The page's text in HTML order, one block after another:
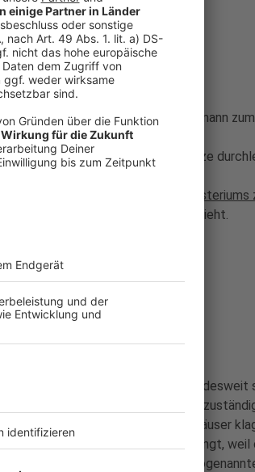
Thema
Karl-Josef Laumann zum
.
NRW-Krankenhausplan sich in Kürze
den das NRW-Gesundheitsministeriums
für die jeweiligen Regionen aussieht.
vor Gericht
sorgt für Widerstand. Landesweit
sind bei den
Klagen eingegangen. Die Krankenhäuser
wurden. Da die Zeit drängt, weil
sich über 40 dieser Klagen in